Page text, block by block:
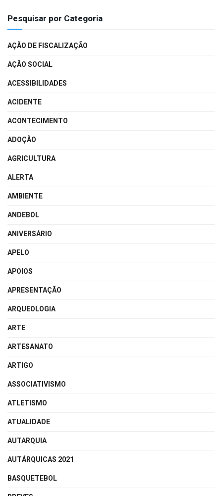
Pesquisar por Categoria
AÇÃO DE FISCALIZAÇÃO
AÇÃO SOCIAL
ACESSIBILIDADES
ACIDENTE
ACONTECIMENTO
ADOÇÃO
AGRICULTURA
ALERTA
AMBIENTE
ANDEBOL
ANIVERSÁRIO
APELO
APOIOS
APRESENTAÇÃO
ARQUEOLOGIA
ARTE
ARTESANATO
ARTIGO
ASSOCIATIVISMO
ATLETISMO
ATUALIDADE
AUTARQUIA
AUTÁRQUICAS 2021
BASQUETEBOL